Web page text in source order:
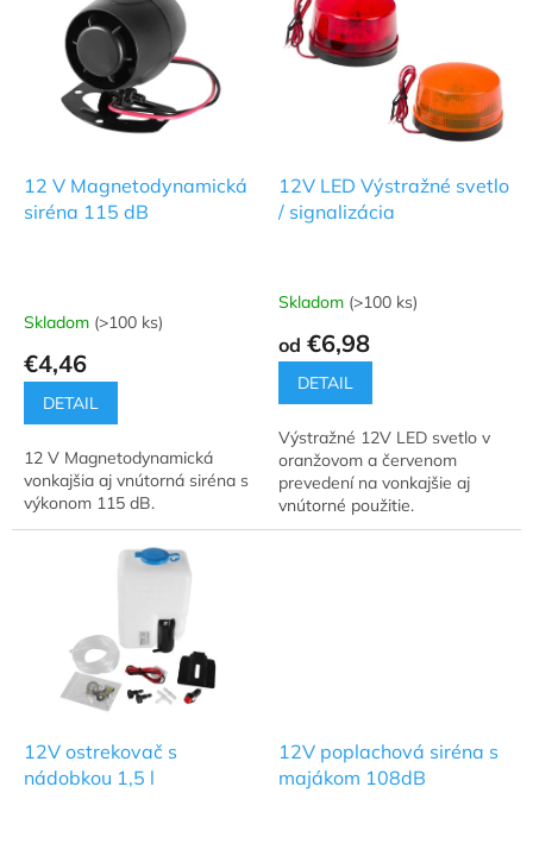
12 V Magnetodynamická
siréna 115 dB
Skladom (>100 ks)
€4,46
DETAIL
12 V Magnetodynamická
vonkajšia aj vnútorná siréna s
výkonom 115 dB.
12V LED Výstražné svetlo
/ signalizácia
Priemerné
produktu
5,0
5
hviezdičiek.
Skladom (>100 ks)
od €6,98
DETAIL
Výstražné 12V LED svetlo v
oranžovom a červenom
prevedení na vonkajšie aj
vnútorné použitie.
12V ostrekovač s
nádobkou 1,5 l
12V poplachová siréna s
majákom 108dB